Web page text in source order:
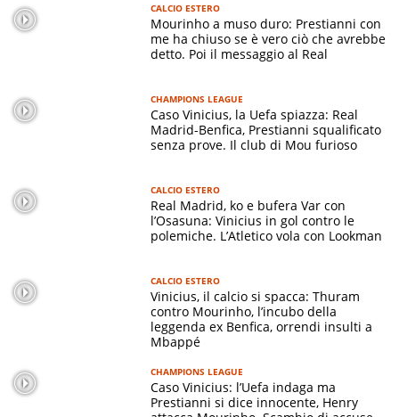
CALCIO ESTERO
Mourinho a muso duro: Prestianni con
me ha chiuso se è vero ciò che avrebbe
detto. Poi il messaggio al Real
CHAMPIONS LEAGUE
Caso Vinicius, la Uefa spiazza: Real
Madrid-Benfica, Prestianni squalificato
senza prove. Il club di Mou furioso
CALCIO ESTERO
Real Madrid, ko e bufera Var con
l’Osasuna: Vinicius in gol contro le
polemiche. L’Atletico vola con Lookman
CALCIO ESTERO
Vinicius, il calcio si spacca: Thuram
contro Mourinho, l’incubo della
leggenda ex Benfica, orrendi insulti a
Mbappé
CHAMPIONS LEAGUE
Caso Vinicius: l’Uefa indaga ma
Prestianni si dice innocente, Henry